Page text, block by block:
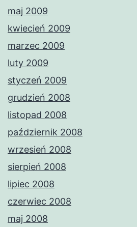
maj 2009
kwiecień 2009
marzec 2009
luty 2009
styczeń 2009
grudzień 2008
listopad 2008
październik 2008
wrzesień 2008
sierpień 2008
lipiec 2008
czerwiec 2008
maj 2008